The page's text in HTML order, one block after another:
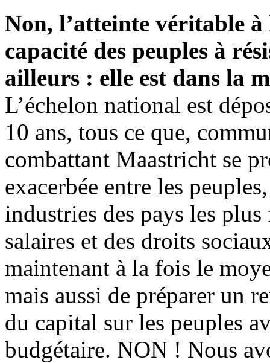
Non, l’atteinte véritable
capacité des peuples à
ailleurs : elle est dans la
L’échelon national est
10 ans, tous ce que,
combattant Maastricht se
exacerbée entre les
industries des pays les plus
salaires et des droits
maintenant à la fois le
mais aussi de préparer un
du capital sur les peuples
budgétaire. NON ! Nous